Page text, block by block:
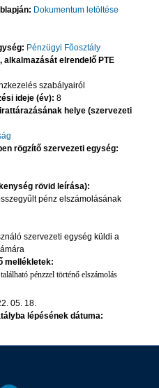
Dokumentum letöltése
Pénzügyi Fõosztály
elrendelő PTE
szabályairól
ideje (év): 8
helye (szervezeti
rögzítő szervezeti egység:
rövid leírása):
pénz elszámolásának
szervezeti egység küldi a
mellékletek:
pénzzel történő elszámolás
05. 18.
lépésének dátuma: